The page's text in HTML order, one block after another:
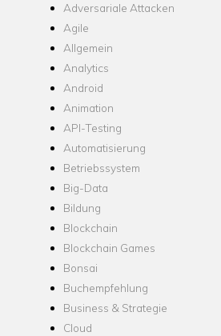
Adversariale Attacken
Agile
Allgemein
Analytics
Android
Animation
API-Testing
Automatisierung
Betriebssystem
Big-Data
Bildung
Blockchain
Blockchain Games
Bonsai
Buchempfehlung
Business & Strategie
Cloud